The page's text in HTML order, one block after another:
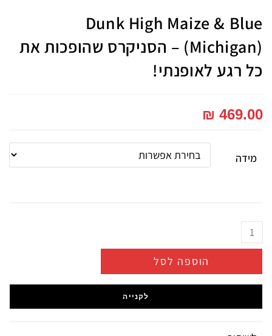
Dunk High Maize & Blue
(Michigan) – הסניקרס שהופכות את
כל רגע לאופנתי!
₪ 469.00
מידה
הוספה לסל
לקנייה